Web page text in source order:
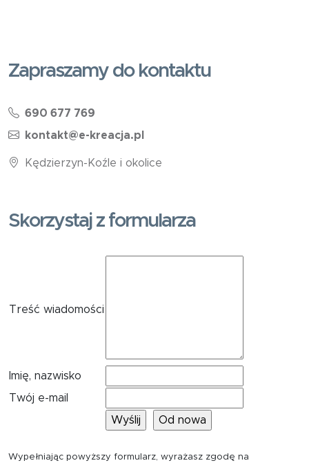
Zapraszamy do kontaktu
690 677 769
kontakt@e-kreacja.pl
Kędzierzyn-Koźle i okolice
Skorzystaj z formularza
Treść wiadomości
Imię, nazwisko
Twój e-mail
Wypełniając powyższy formularz, wyrażasz zgodę na